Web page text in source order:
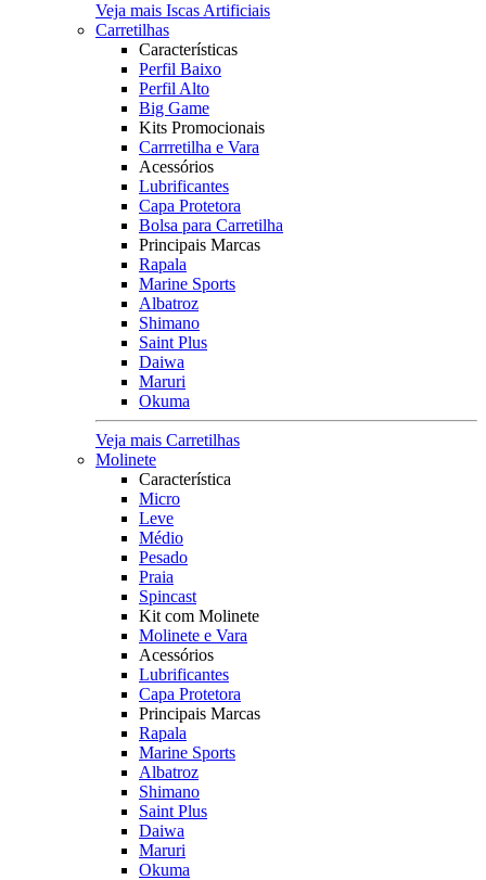
Veja mais Iscas Artificiais
Carretilhas
Características
Perfil Baixo
Perfil Alto
Big Game
Kits Promocionais
Carrretilha e Vara
Acessórios
Lubrificantes
Capa Protetora
Bolsa para Carretilha
Principais Marcas
Rapala
Marine Sports
Albatroz
Shimano
Saint Plus
Daiwa
Maruri
Okuma
Veja mais Carretilhas
Molinete
Característica
Micro
Leve
Médio
Pesado
Praia
Spincast
Kit com Molinete
Molinete e Vara
Acessórios
Lubrificantes
Capa Protetora
Principais Marcas
Rapala
Marine Sports
Albatroz
Shimano
Saint Plus
Daiwa
Maruri
Okuma